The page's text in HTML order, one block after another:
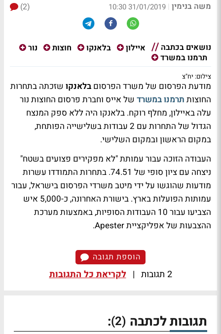
משה בנימין |
31/01/2019 10:30
(2)
נושאים בכתבה איילון בלאנקו חוצות
נור
תרמנו במשרד
צילום: יח"צ
מודעת הפרסום של משרד הפרסום בלאנקו שזכתה בתחרות
החוצות תרמנו במשרד של אייס וחברת פרסום החוצות נור
עלה באיילון, מחלף רוקח. בלאנקו היה ללא ספק המנצח
הגדול של התחרות עם 2 עבודות בשלישייה הפותחת,
במקום הראשון ובמקום השלישי.
העבודה הזוכה עבור עמותת "לא מפקירים פצועים בשטח"
ניצחה עם ציון סופי של 74.51. בתחרות התמודדו עשרות
מודעות שהוגשו על ידי מיטב משרדי הפרסום בישראל, עבור
עמותות הפועלות בארץ. בישורת האחרונה, כ-5,000 איש
הצביעו עבור 10 העבודות הסופיות, באמצעות מערכת
ההצבעות של אפליקציית Apester.
הוספת תגובה
2 תגובות | לקריאת כל התגובות
תגובות לכתבה (2)
: